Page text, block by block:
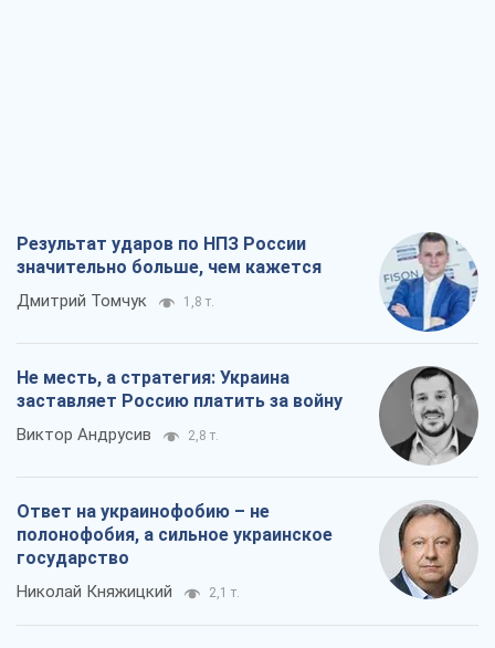
Результат ударов по НПЗ России
значительно больше, чем кажется
Дмитрий Томчук 1,8 т.
Не месть, а стратегия: Украина
заставляет Россию платить за войну
Виктор Андрусив 2,8 т.
Ответ на украинофобию – не
полонофобия, а сильное украинское
государство
Николай Княжицкий 2,1 т.